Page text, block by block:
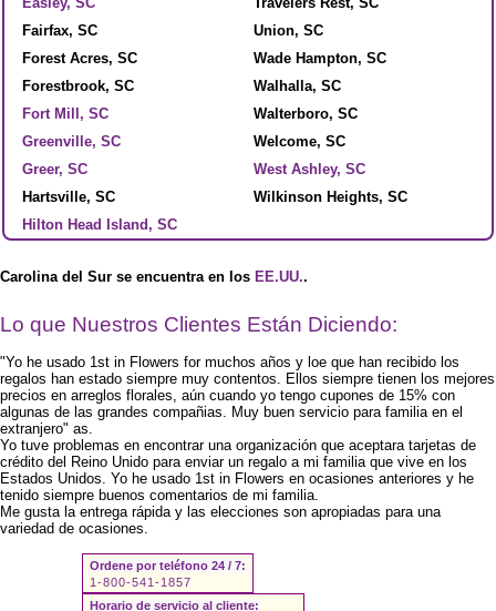
Fairfax, SC
Forest Acres, SC
Forestbrook, SC
Fort Mill, SC
Greenville, SC
Greer, SC
Hartsville, SC
Hilton Head Island, SC
Union, SC
Wade Hampton, SC
Walhalla, SC
Walterboro, SC
Welcome, SC
West Ashley, SC
Wilkinson Heights, SC
Carolina del Sur se encuentra en los EE.UU..
Lo que Nuestros Clientes Están Diciendo:
"Yo he usado 1st in Flowers for muchos años y loe que han recibido los
regalos han estado siempre muy contentos. Ellos siempre tienen los mejores
precios en arreglos florales, aún cuando yo tengo cupones de 15% con
algunas de las grandes compañias. Muy buen servicio para familia en el
extranjero" as.
Yo tuve problemas en encontrar una organización que aceptara tarjetas de
crédito del Reino Unido para enviar un regalo a mi familia que vive en los
Estados Unidos. Yo he usado 1st in Flowers en ocasiones anteriores y he
tenido siempre buenos comentarios de mi familia.
Me gusta la entrega rápida y las elecciones son apropiadas para una
variedad de ocasiones.
Ordene por teléfono 24 / 7:
1-800-541-1857
Horario de servicio al cliente: